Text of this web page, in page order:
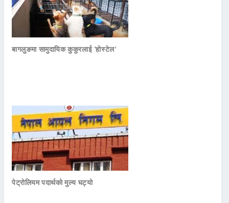
बागलुङमा सामुदायिक कुकुरलाई ‘होस्टेल’
पेट्रोलियम पदार्थको मुल्य घट्यो